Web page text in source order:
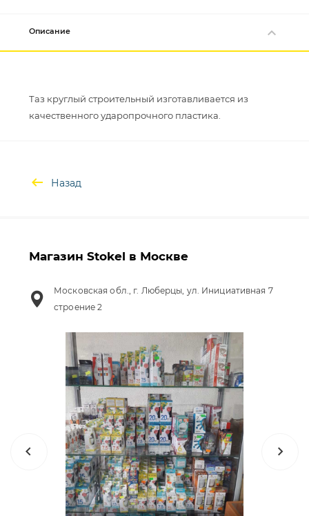
Описание
Таз круглый строительный изготавливается из
Назад
Магазин Stokel в Москве
Московская обл., г. Люберцы, ул. Инициативная 7
строение 2